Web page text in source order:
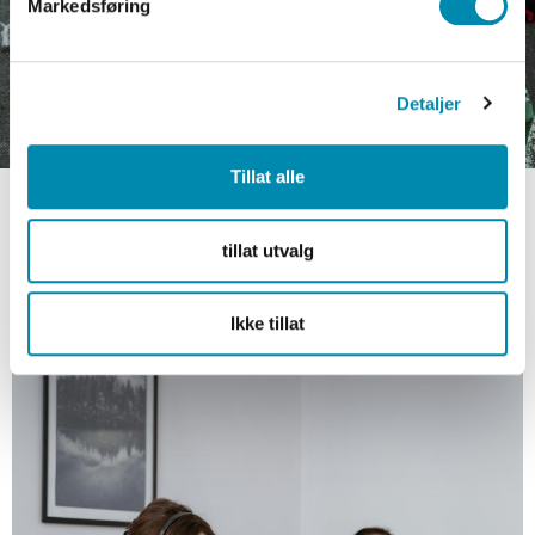
Markedsføring
Detaljer
Tillat alle
tillat utvalg
Ikke tillat